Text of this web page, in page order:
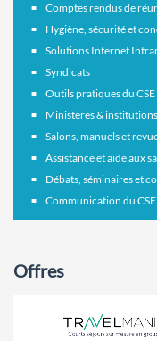
Comptes rendus de
Hygiène, sécurité et
Solutions Internet
Syndicats
Outils pratiques du CSE
Ministères &
Salons, manuels et
Assistance et aide aux
Débats, séminaires et
Communication du CSE
Offres